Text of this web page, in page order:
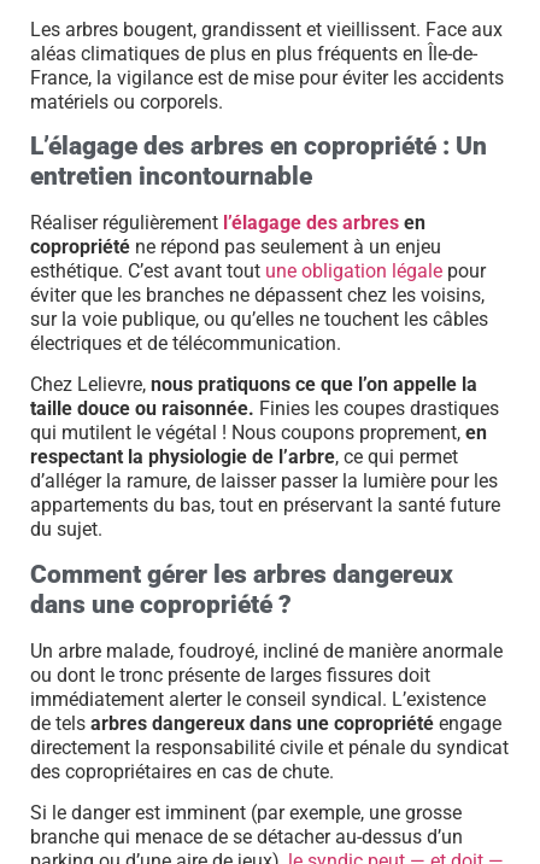
Les arbres bougent, grandissent et vieillissent. Face aux
aléas climatiques de plus en plus fréquents en Île-de-
France, la vigilance est de mise pour éviter les accidents
matériels ou corporels.
L’élagage des arbres en copropriété : Un
entretien incontournable
Réaliser régulièrement l’élagage des arbres en
copropriété ne répond pas seulement à un enjeu
esthétique. C’est avant tout une obligation légale pour
éviter que les branches ne dépassent chez les voisins,
sur la voie publique, ou qu’elles ne touchent les câbles
électriques et de télécommunication.
Chez Lelievre, nous pratiquons ce que l’on appelle la
taille douce ou raisonnée. Finies les coupes drastiques
qui mutilent le végétal ! Nous coupons proprement, en
respectant la physiologie de l’arbre, ce qui permet
d’alléger la ramure, de laisser passer la lumière pour les
appartements du bas, tout en préservant la santé future
du sujet.
Comment gérer les arbres dangereux
dans une copropriété ?
Un arbre malade, foudroyé, incliné de manière anormale
ou dont le tronc présente de larges fissures doit
immédiatement alerter le conseil syndical. L’existence
de tels arbres dangereux dans une copropriété engage
directement la responsabilité civile et pénale du syndicat
des copropriétaires en cas de chute.
Si le danger est imminent (par exemple, une grosse
branche qui menace de se détacher au-dessus d’un